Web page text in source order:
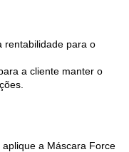
rentabilidade para o
a cliente manter o
a Máscara Force